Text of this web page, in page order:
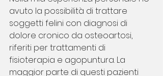
avuto la possibilità di trattare
soggetti felini con diagnosi di
dolore cronico da osteoartosi,
riferiti per trattamenti di
fisioterapia e agopuntura. La
maggior parte di questi pazienti